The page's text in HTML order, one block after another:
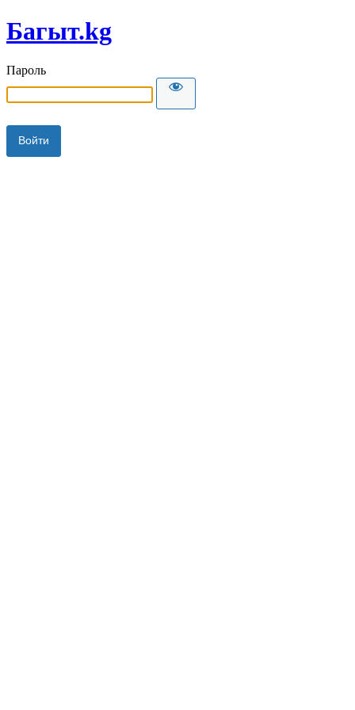
Багыт.kg
Пароль